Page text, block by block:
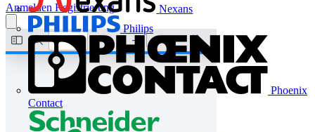
Nexans
Philips
Phoenix
Contact
Anmelden Registrierung